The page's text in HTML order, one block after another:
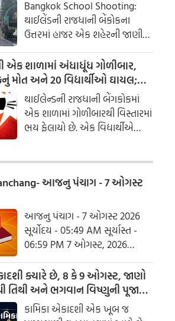
ઉઠાવશે.
Bangkok School Shooting:
થાઈલેંડની રાજધાની બેંકોકના
ઉત્તરમાં હાજર એક શહેરની જાણીતી
સ્કુલમાં ગોળીબાર થયો છે. શૂટર
સ્ટુડેંટ અને એક ટીચરના મોતની
માહિતી મળી છે.
એક શાળામાં અંધાધૂંધ ગોળીબાર,
મોત અને 20 વિદ્યાર્થીઓ ઘાયલ;
આતંક ફેલાવ્યો
થાઈલેન્ડની રાજધાની બેંગકોકમાં
એક શાળામાં ગોળીબારથી વિસ્તારમાં
ભય ફેલાયો છે. એક વિદ્યાર્થીએ
છે. પ્લાય બેંગ પોલીસ ચીફ
ચૈતાવિવોંગે ગોળીબારની પુષ્ટિ કરી છે
અને જણાવ્યું છે કે ગોળીબાર
નોન્થાબુરી પ્રાંતના બાંગ ક્રુઈ
આજનુ પંચાગ - 7 ઓગસ્ટ
આજનુ પંચાગ - 7 ઓગસ્ટ 2026
સૂર્યોદય - 05:49 AM સૂર્યાસ્ત -
06:59 PM 7 ઓગસ્ટ, 2026
શુક્રવાર આષાઢ વદ નોમ - વિક્રમ
સંવત 2082
ક્યારે છે, 8 કે 9 ઓગસ્ટ, જાણો
તિથી અને ભગવાન વિષ્ણુની પૂજાનું
કામિકા એકાદશી એક ખૂબ જ